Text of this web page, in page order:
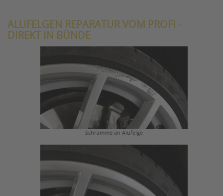
ALUFELGEN REPARATUR VOM PROFI -
DIREKT IN BÜNDE
Schramme an Alufelge